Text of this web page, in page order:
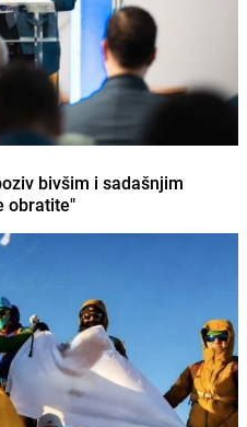
bivšim i sadašnjim
obratite"